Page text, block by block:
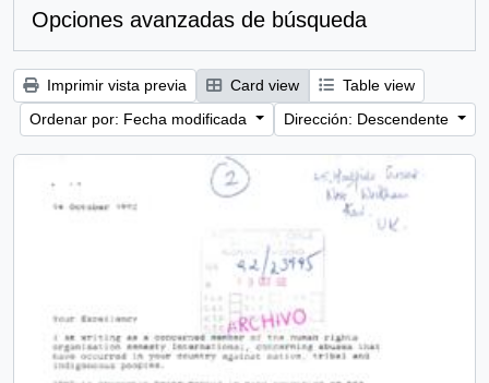
Opciones avanzadas de búsqueda
Imprimir vista previa Card view
Table view
Ordenar por: Fecha modificada
Dirección: Descendente